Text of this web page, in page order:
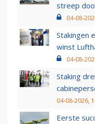
streep
04-08-
Stakingen
winst
04-08-
Staking
04-08-2026,
Eerste